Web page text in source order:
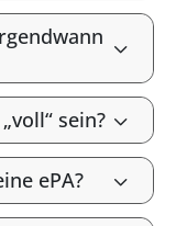
sein?
ePA?